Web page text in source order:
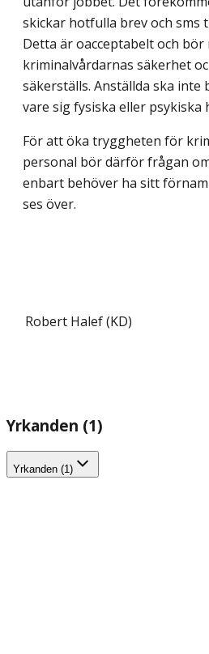
skickar hotfulla brev och sms
Detta är oacceptabelt och
kriminalvårdarnas säkerhet
säkerställs. Anställda ska
vare sig fysiska eller psykiska
För att öka tryggheten för
personal bör därför frågan
enbart behöver ha sitt
ses över.
Robert Halef (KD)
Yrkanden (1)
Yrkanden (1)